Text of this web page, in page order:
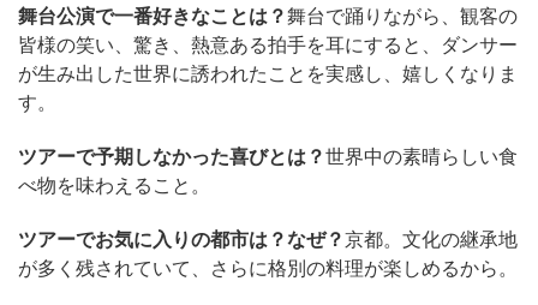
舞台公演で一番好きなことは？舞台で踊りながら、観客の
皆様の笑い、驚き、熱意ある拍手を耳にすると、ダンサー
が生み出した世界に誘われたことを実感し、嬉しくなりま
す。
ツアーで予期しなかった喜びとは？世界中の素晴らしい食
べ物を味わえること。
ツアーでお気に入りの都市は？なぜ？京都。文化の継承地
が多く残されていて、さらに格別の料理が楽しめるから。